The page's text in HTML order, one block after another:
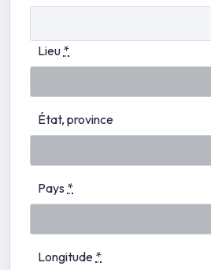
Lieu *
État, province
Pays *
Longitude *